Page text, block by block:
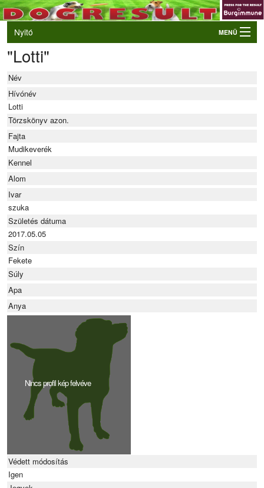
Nyitó MENÜ
Belépés
VB és EO válogatók
Élő eredmények
Rendezvények
Tulajdonosok/Felvezetők
"Lotti"
Név
Hívónév
Lotti
Törzskönyv azon.
Fajta
Mudikeverék
Kennel
Alom
Ivar
szuka
Születés dátuma
2017.05.05
Szín
Fekete
Súly
Apa
Anya
Nincs profil kép felvéve
Védett módosítás
Igen